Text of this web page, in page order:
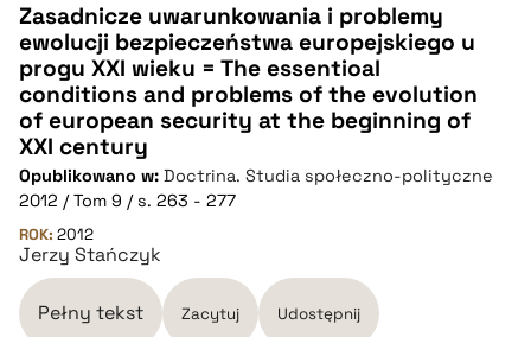
CZYSTY TEKST
pobierz cytat
BIBTEX
pobierz cytat
Zasadnicze uwarunkowania i problemy
ewolucji bezpieczeństwa europejskiego u
progu XXI wieku = The essentioal
conditions and problems of the evolution
of european security at the beginning of
XXI century
Opublikowano w: Doctrina. Studia społeczno-polityczne
2012 / Tom 9 / s. 263 - 277
ROK: 2012
Jerzy Stańczyk
Pełny tekst Zacytuj Udostępnij